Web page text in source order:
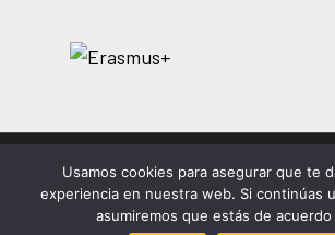
© 2026 EASDi Corella. Escuela de Arte y
Corella | Privacidad|Cookies |Aviso legal
Usamos cookies para asegurar que te
experiencia en nuestra web. Si continúas
asumiremos que estás de